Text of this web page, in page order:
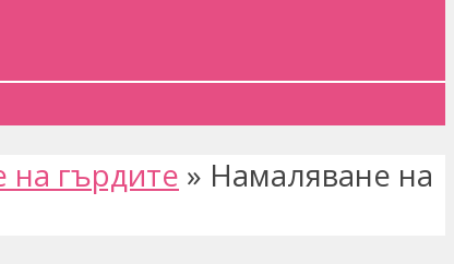
на гърдите » Намаляване на